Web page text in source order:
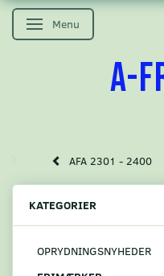
Skifte navigation
Menu
A-
AFA 2301 - 2400
KATEGORIER
OPRYDNINGSNYHEDER